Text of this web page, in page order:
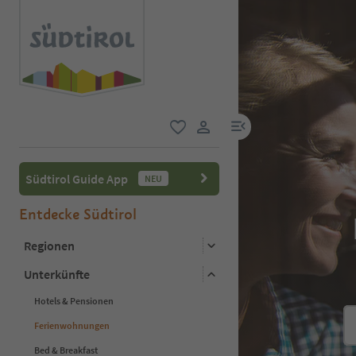
user link
menu link
Südtirol Guide App NEU
Entdecke Südtirol
Regionen
Unterkünfte
Hotels & Pensionen
Ferienwohnungen
Bed & Breakfast